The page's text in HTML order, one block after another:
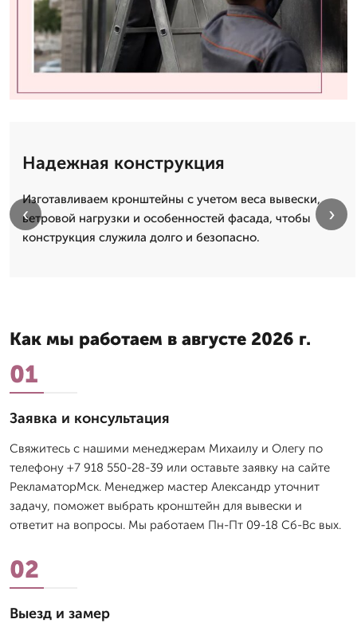
Надежная конструкция
Изготавливаем кронштейны с учетом веса вывески,
ветровой нагрузки и особенностей фасада, чтобы
конструкция служила долго и безопасно.
‹ ›
Как мы работаем в августе 2026 г.
01
Заявка и консультация
Свяжитесь с нашими менеджерам Михаилу и Олегу по
телефону +7 918 550-28-39 или оставьте заявку на сайте
РекламаторМск. Менеджер мастер Александр уточнит
задачу, поможет выбрать кронштейн для вывески и
ответит на вопросы. Мы работаем Пн-Пт 09-18 Сб-Вс вых.
02
Выезд и замер